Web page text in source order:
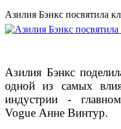
Азилия Бэнкс посвятила
Азилия Бэнкс
одной из самых
индустрии -
Vogue Анне Винтур.